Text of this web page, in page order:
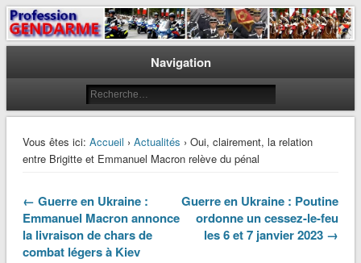
Profession Gendarme
Le journal des gendarmes
Navigation
Vous êtes ici: Accueil › Actualités › Oui, clairement, la relation
entre Brigitte et Emmanuel Macron relève du pénal
← Guerre en Ukraine :
Emmanuel Macron annonce
la livraison de chars de
combat légers à Kiev
Guerre en Ukraine : Poutine
ordonne un cessez-le-feu
les 6 et 7 janvier 2023 →